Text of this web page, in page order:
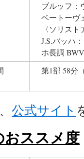
ブルッフ：
ベートーヴ
〈ソリスト
J.S.バッハ
ホ長調
第1部 58分
公式サイト
おススメ度